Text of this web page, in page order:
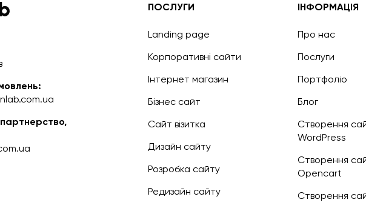
ПОСЛУГИ
Landing page
Корпоративні сайти
Інтернет магазин
Бізнес сайт
Сайт візитка
Дизайн сайту
Розробка сайту
Редизайн сайту
ІНФОРМАЦІЯ
Про нас
Послуги
Портфоліо
Блог
Створення
WordPress
Створення
Opencart
Створення